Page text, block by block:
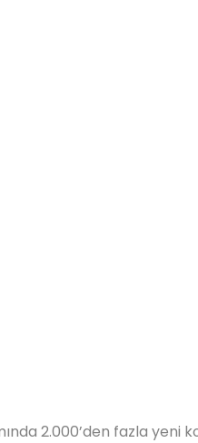
2.000’den fazla